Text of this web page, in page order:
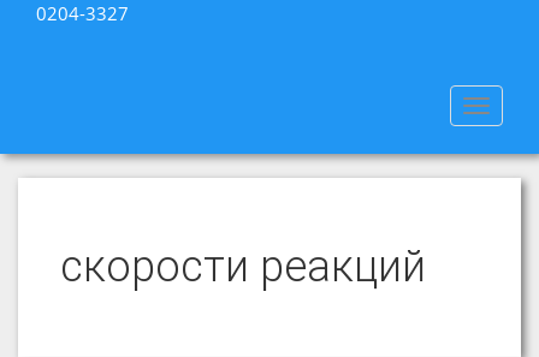
0204-3327
Toggle
скорости реакций